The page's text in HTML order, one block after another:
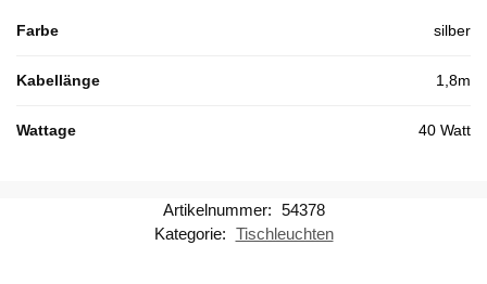
Farbe silber
Kabellänge 1,8m
Wattage 40 Watt
Artikelnummer: 54378
Kategorie: Tischleuchten